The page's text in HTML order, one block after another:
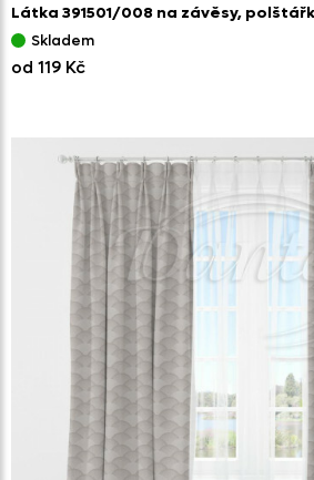
Látka 391501/008 na závěsy,
Skladem
od 119 Kč